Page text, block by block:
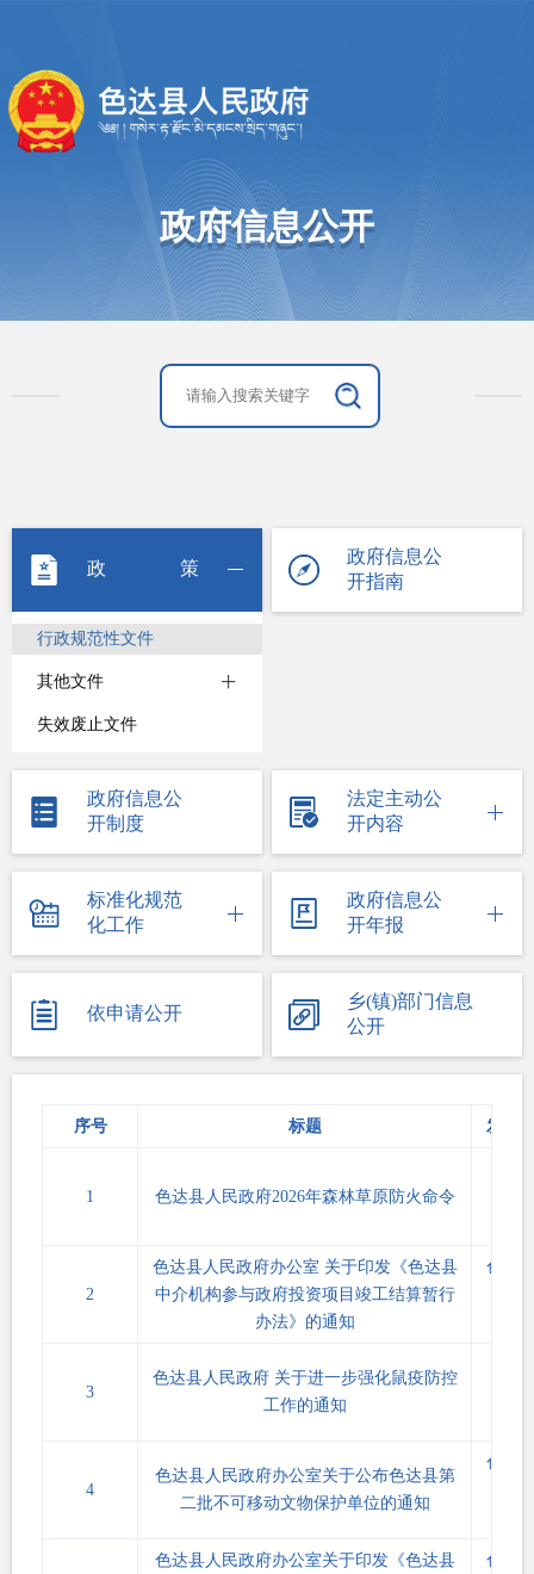
政府信息公开
政策
行政规范性文件
其他文件
失效废止文件
政府信息公
开指南
政府信息公
开制度
法定主动公
开内容
标准化规范
化工作
政府信息公
开年报
依申请公开
乡(镇)部门信息
公开
序号 标题 发文
1 色达县人民政府2026年森林草原防火命令
2
色达县人民政府办公室 关于印发《色达县
中介机构参与政府投资项目竣工结算暂行
办法》的通知
色府
3
色达县人民政府 关于进一步强化鼠疫防控
工作的通知
4
色达县人民政府办公室关于公布色达县第
二批不可移动文物保护单位的通知
色府
色达县人民政府办公室关于印发《色达县
色府